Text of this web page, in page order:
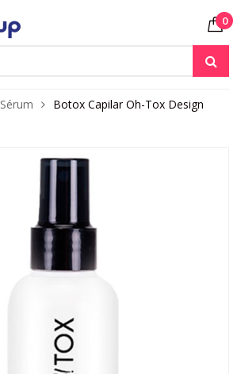
0
Sérum
Botox Capilar Oh-Tox Design